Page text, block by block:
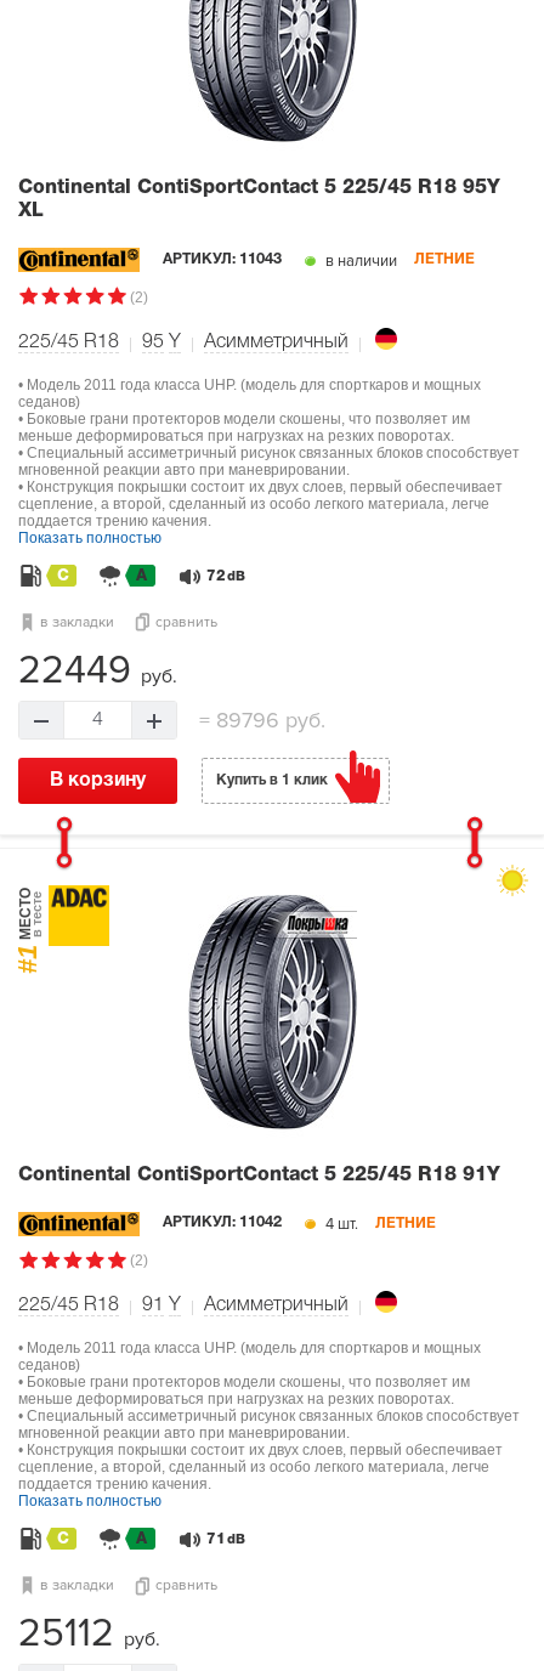
Continental ContiSportContact 5 225/45 R18 95Y
XL
АРТИКУЛ: 11043 в наличии ЛЕТНИЕ
(2)
225/45 R18 95 Y Асимметричный
• Модель 2011 года класса UHP. (модель для спорткаров и мощных
седанов)
• Боковые грани протекторов модели скошены, что позволяет им
меньше деформироваться при нагрузках на резких поворотах.
• Специальный ассиметричный рисунок связанных блоков способствует
мгновенной реакции авто при маневрировании.
• Конструкция покрышки состоит их двух слоев, первый обеспечивает
сцепление, а второй, сделанный из особо легкого материала, легче
поддается трению качения.
Показать полностью
C A 72 dB
в закладки сравнить
22449 руб.
4 =89796 руб.
В корзину Купить в 1 клик
#1
МЕСТОв тесте
Continental ContiSportContact 5 225/45 R18 91Y
АРТИКУЛ: 11042 4 шт. ЛЕТНИЕ
(2)
225/45 R18 91 Y Асимметричный
• Модель 2011 года класса UHP. (модель для спорткаров и мощных
седанов)
• Боковые грани протекторов модели скошены, что позволяет им
меньше деформироваться при нагрузках на резких поворотах.
• Специальный ассиметричный рисунок связанных блоков способствует
мгновенной реакции авто при маневрировании.
• Конструкция покрышки состоит их двух слоев, первый обеспечивает
сцепление, а второй, сделанный из особо легкого материала, легче
поддается трению качения.
Показать полностью
C A 71 dB
в закладки сравнить
25112 руб.